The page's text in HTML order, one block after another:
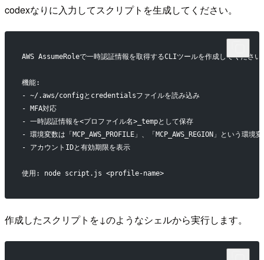
codexなりに入力してスクリプトを生成してください。
AWS AssumeRoleで一時認証情報を取得するCLIツールを作成してください
機能:
- ~/.aws/configとcredentialsファイルを読み込み
- MFA対応
- 一時認証情報を<プロファイル名>_tempとして保存
- 環境変数は「MCP_AWS_PROFILE」、「MCP_AWS_REGION」という環境
- アカウントIDと有効期限を表示
使用: node script.js <profile-name>
作成したスクリプトを↓のようなシェルから実行します。